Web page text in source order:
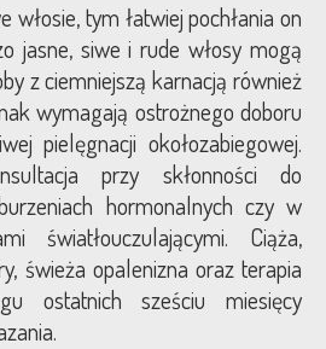
włosie, tym łatwiej pochłania on
jasne, siwe i rude włosy mogą
z ciemniejszą karnacją również
wymagają ostrożnego doboru
pielęgnacji okołozabiegowej.
przy skłonności do
hormonalnych czy w
światłouczulającymi. Ciąża,
świeża opalenizna oraz terapia
ostatnich sześciu miesięcy